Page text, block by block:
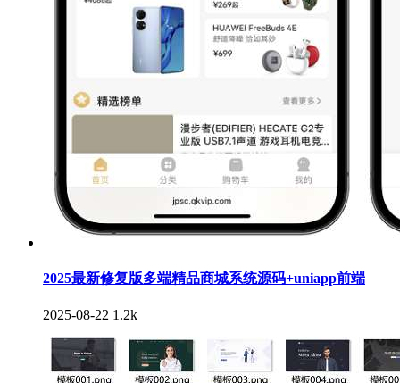
2025最新修复版多端精品商城系统源码+uniapp前端
2025-08-22 1.2k